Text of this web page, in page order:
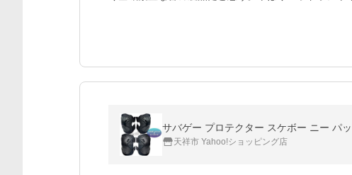
サバゲー プロテクター スケボー ニー パ
天祥市 Yahoo!ショッピング店